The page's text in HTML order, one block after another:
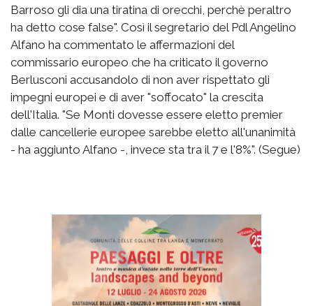
Barroso gli dia una tiratina di orecchi, perchè peraltro
ha detto cose false". Così il segretario del Pdl Angelino
Alfano ha commentato le affermazioni del
commissario europeo che ha criticato il governo
Berlusconi accusandolo di non aver rispettato gli
impegni europei e di aver "soffocato" la crescita
dell'Italia. "Se Monti dovesse essere eletto premier
dalle cancellerie europee sarebbe eletto all'unanimità
- ha aggiunto Alfano -, invece sta tra il 7 e l'8%". (Segue)